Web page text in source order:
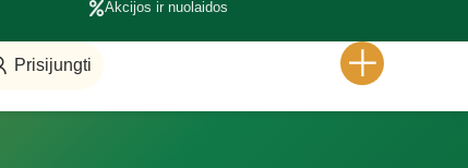
Akcijos ir nuolaidos
Prisijungti